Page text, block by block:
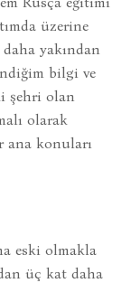
üzerine
yakından
bilgi ve
şehri olan
olarak
konuları
eski olmakla
üç kat daha